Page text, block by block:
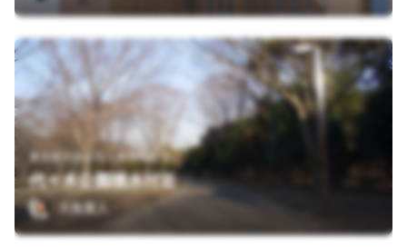
東京都渋谷区代々木神園町２
代々木公園噴水付近
大角重人